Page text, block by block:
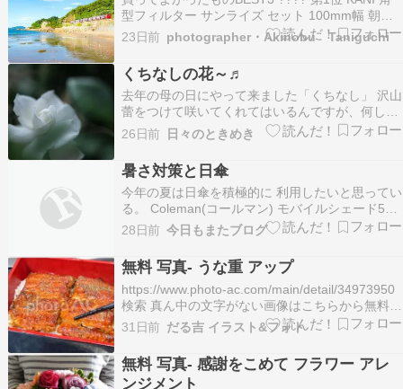
型フィルター サンライズ セット 100mm幅 朝日
夕日 撮影セット / 角形フィルター レンズフィル
ター楽天市場 ???? 第2位 【クーポンで最安6480
円 】業界初！3ファン搭載 圧倒的爆風！ファン付
き作業服 …
23日前 photographer・Akinobu Taniguchi
くちなしの花～♬
去年の母の日にやって来ました「くちなし」 沢山
蕾をつけて咲いてくれてはいるんですが、何しろ
真っ白ですから傷が目立ちます 今朝咲いた2輪は
きずなし！！真っ白です。 今日は一段と暑
い一日でした 今日こそあれこれ用事を片付けなけ
ればといつもより少し早めに出かけました…
26日前 日々のときめき
暑さ対策と日傘
今年の夏は日傘を積極的に 利用したいと思ってい
る。 Coleman(コールマン) モバイルシェード55
DR ライト 日傘 晴雨兼用 130g 軽量 コンパクト
遮光 UVカット 対水圧2,000mm以上 ダークルー
ムテクノロジー メンズ レディース 母の日 父の日
直射日光を…
28日前 今日もまたブログ
無料 写真- うな重 アップ
https://www.photo-ac.com/main/detail/34973950
検索 真ん中の文字がない画像はこちらから無料で
ダウンロードできます。 download プロフィ
ールページ 動画&音楽 nana56b 関連タ
グ：…
31日前 だる吉 イラスト&フォト
無料 写真- 感謝をこめて フラワー アレ
ンジメント